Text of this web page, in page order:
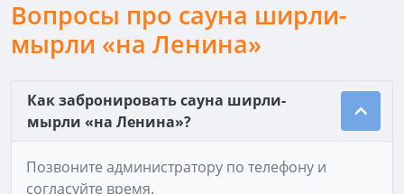
Вопросы про сауна ширли-
мырли «на Ленина»
Как забронировать сауна ширли-
мырли «на Ленина»?
Позвоните администратору по телефону и
согласуйте время.